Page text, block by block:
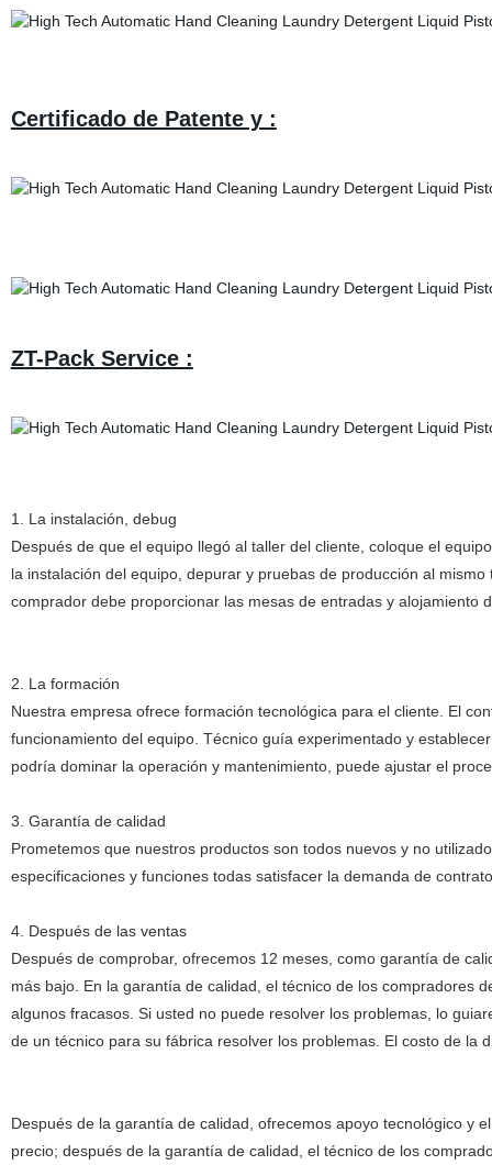
Certificado de Patente y :
ZT-Pack Service :
1. La instalación, debug
Después de que el equipo llegó al taller del cliente, coloque el
la instalación del equipo, depurar y pruebas de producción al
comprador debe proporcionar las mesas de entradas y alojamiento
2. La formación
Nuestra empresa ofrece formación tecnológica para el cliente. El
funcionamiento del equipo. Técnico guía experimentado y
podría dominar la operación y mantenimiento, puede ajustar el
3. Garantía de calidad
Prometemos que nuestros productos son todos nuevos y no
especificaciones y funciones todas satisfacer la demanda de
4. Después de las ventas
Después de comprobar, ofrecemos 12 meses, como garantía de
más bajo. En la garantía de calidad, el técnico de los compradores
algunos fracasos. Si usted no puede resolver los problemas, lo
de un técnico para su fábrica resolver los problemas. El costo de la
Después de la garantía de calidad, ofrecemos apoyo tecnológico y
precio; después de la garantía de calidad, el técnico de los